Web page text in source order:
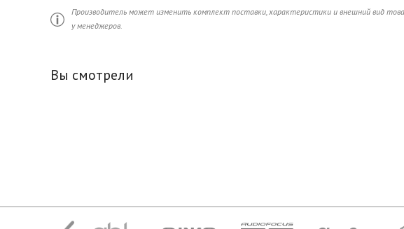
Производитель может изменить комплект поставки, характеристики и внешний вид
у менеджеров.
Вы смотрели